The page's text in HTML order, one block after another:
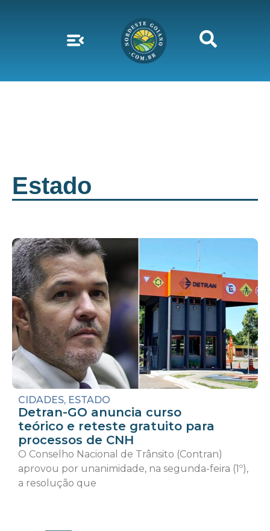
Estado
CIDADES, ESTADO
Detran-GO anuncia curso
teórico e reteste gratuito para
processos de CNH
O Conselho Nacional de Trânsito (Contran)
aprovou por unanimidade, na segunda-feira (1º),
a resolução que